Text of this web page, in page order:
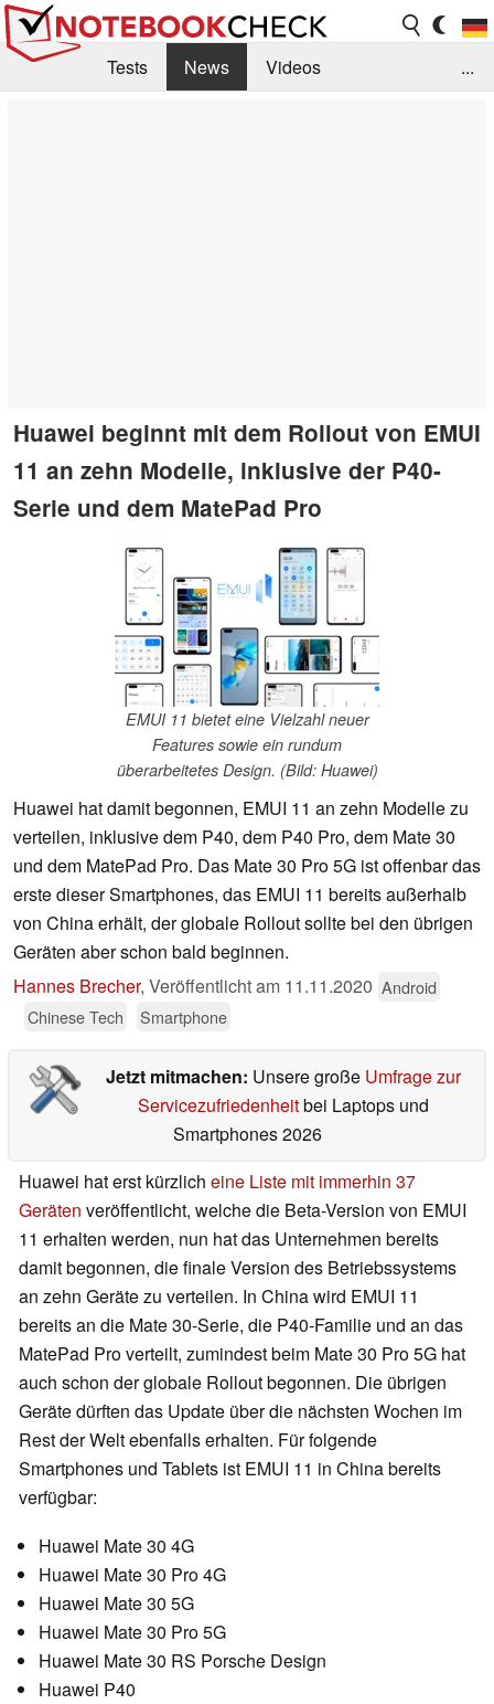
Tests News
Videos
...
Huawei beginnt mit dem Rollout von EMUI
11 an zehn Modelle, inklusive der P40-
Serie und dem MatePad Pro
EMUI 11 bietet eine Vielzahl neuer
Features sowie ein rundum
überarbeitetes Design. (Bild: Huawei)
Huawei hat damit begonnen, EMUI 11 an zehn Modelle zu
verteilen, inklusive dem P40, dem P40 Pro, dem Mate 30
und dem MatePad Pro. Das Mate 30 Pro 5G ist offenbar das
erste dieser Smartphones, das EMUI 11 bereits außerhalb
von China erhält, der globale Rollout sollte bei den übrigen
Geräten aber schon bald beginnen.
Hannes Brecher, Veröffentlicht am 11.11.2020 Android
Chinese Tech
Smartphone
Jetzt mitmachen: Unsere große Umfrage zur
Servicezufriedenheitbei Laptops und
Smartphones 2026
Huawei hat erst kürzlich eine Liste mit immerhin 37
Geräten veröffentlicht, welche die Beta-Version von EMUI
11 erhalten werden, nun hat das Unternehmen bereits
damit begonnen, die finale Version des Betriebssystems
an zehn Geräte zu verteilen. In China wird EMUI 11
bereits an die Mate 30-Serie, die P40-Familie und an das
MatePad Pro verteilt, zumindest beim Mate 30 Pro 5G hat
auch schon der globale Rollout begonnen. Die übrigen
Geräte dürften das Update über die nächsten Wochen im
Rest der Welt ebenfalls erhalten. Für folgende
Smartphones und Tablets ist EMUI 11 in China bereits
verfügbar:
Huawei Mate 30 4G
Huawei Mate 30 Pro 4G
Huawei Mate 30 5G
Huawei Mate 30 Pro 5G
Huawei Mate 30 RS Porsche Design
Huawei P40